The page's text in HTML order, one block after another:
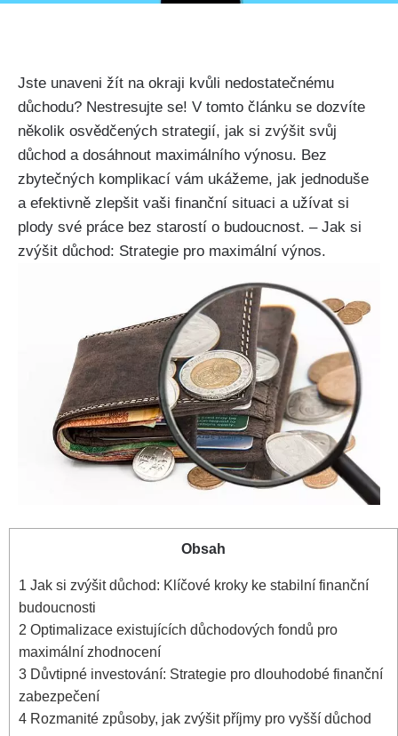
Jste unaveni žít na okraji kvůli nedostatečnému
důchodu? Nestresujte se! V tomto článku se dozvíte
několik osvědčených strategií, jak si zvýšit svůj
důchod a dosáhnout maximálního výnosu. Bez
zbytečných komplikací vám ukážeme, jak jednoduše
a efektivně zlepšit vaši finanční situaci a užívat si
plody své práce bez starostí o budoucnost. – Jak si
zvýšit důchod: Strategie pro maximální výnos.
Obsah
1 Jak si zvýšit důchod: Klíčové kroky ke stabilní finanční
budoucnosti
2 Optimalizace existujících důchodových fondů pro
maximální zhodnocení
3 Důvtipné investování: Strategie pro dlouhodobé finanční
zabezpečení
4 Rozmanité způsoby, jak zvýšit příjmy pro vyšší důchod